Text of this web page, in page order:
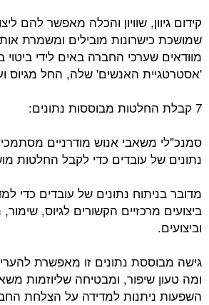
קידום גיוון, שוויון והכלה מאפשר להם
שמושכת כישרונות מובילים ומשמרת
מוודאים שערכי החברה באים לידי
'אסטרטגיית האנשים' שלה, החל מגיוס
7 קבלת החלטות מבוססות נתונים:
סמנכ"לי משאבי אנוש מודרניים
נתונים של עובדים כדי לקבל החלטות
מדובר בניתוח נתונים של עובדים כדי
ביצועים מרכזיים הקשורים לגיוס,
וביצועים.
גישה מבוססת נתונים זו מאפשרת
ומה טעון שיפור, ומבטיחה שליוזמות
השפעות ניתנות למדידה על הצלחת